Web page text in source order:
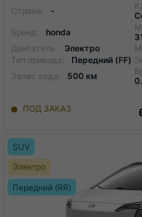
Страна: -
Бренд:
honda
Двигатель:
Электро
Тип привода:
Передний (FF)
Запас хода:
500 км
ПОД ЗАКАЗ
SUV
Электро
Передний (RR)